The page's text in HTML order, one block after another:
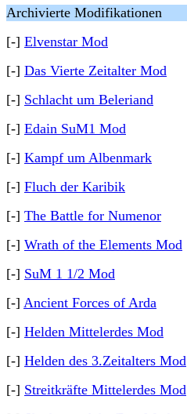
Archivierte Modifikationen
[-] Elvenstar Mod
[-] Das Vierte Zeitalter Mod
[-] Schlacht um Beleriand
[-] Edain SuM1 Mod
[-] Kampf um Albenmark
[-] Fluch der Karibik
[-] The Battle for Numenor
[-] Wrath of the Elements Mod
[-] SuM 1 1/2 Mod
[-] Ancient Forces of Arda
[-] Helden Mittelerdes Mod
[-] Helden des 3.Zeitalters Mod
[-] Streitkräfte Mittelerdes Mod